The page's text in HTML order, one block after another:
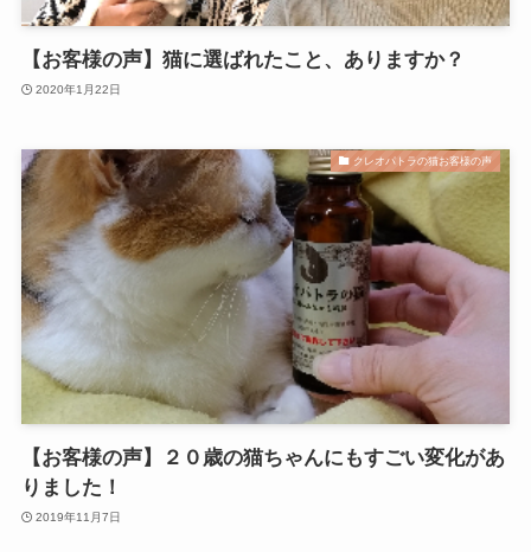
【お客様の声】猫に選ばれたこと、ありますか？
2020年1月22日
クレオパトラの猫お客様の声
【お客様の声】２０歳の猫ちゃんにもすごい変化があ
りました！
2019年11月7日